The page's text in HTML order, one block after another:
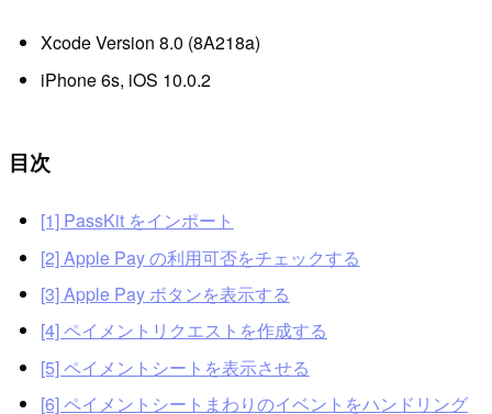
Xcode Version 8.0 (8A218a)
iPhone 6s, iOS 10.0.2
目次
[1] PassKit をインポート
[2] Apple Pay の利用可否をチェックする
[3] Apple Pay ボタンを表示する
[4] ペイメントリクエストを作成する
[5] ペイメントシートを表示させる
[6] ペイメントシートまわりのイベントをハンドリング